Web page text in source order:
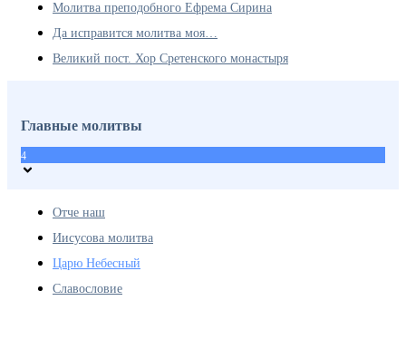
Молитва преподобного Ефрема Сирина
Да исправится молитва моя…
Великий пост. Хор Сретенского монастыря
Главные молитвы
4
Отче наш
Иисусова молитва
Царю Небесный
Славословие